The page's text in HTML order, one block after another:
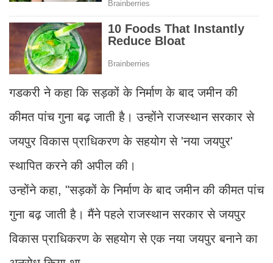
गडकरी ने कहा कि सड़कों के निर्माण के बाद जमीन की
कीमत पांच गुना बढ़ जाती है। उन्होंने राजस्थान सरकार से
जयपुर विकास प्राधिकरण के सहयोग से 'नया जयपुर'
स्थापित करने की अपील की।
उन्होंने कहा, "सड़कों के निर्माण के बाद जमीन की कीमत पांच
गुना बढ़ जाती है। मैंने पहले राजस्थान सरकार से जयपुर
विकास प्राधिकरण के सहयोग से एक नया जयपुर बनाने का